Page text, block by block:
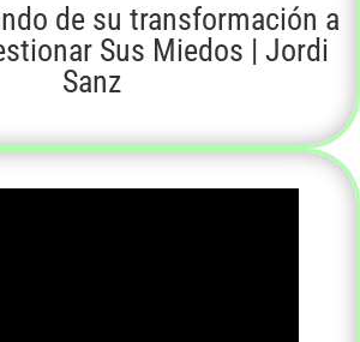
de su transformación a
Sus Miedos | Jordi
Sanz